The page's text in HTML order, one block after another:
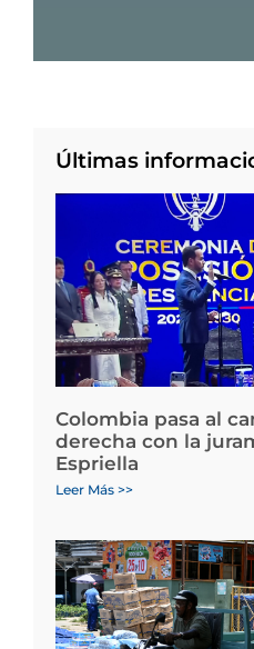
Últimas
Colombia pasa al
derecha con la
Espriella
Leer Más >>